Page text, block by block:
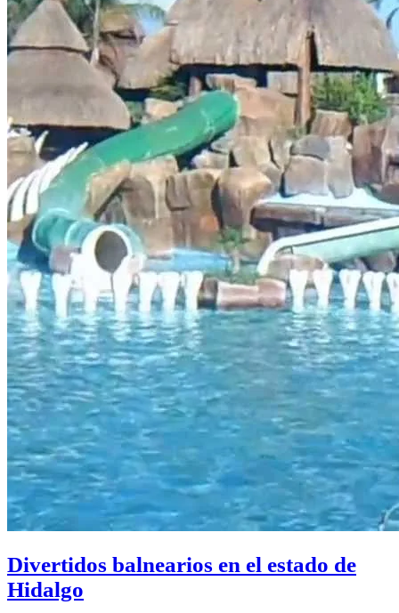
Divertidos balnearios en el estado de
Hidalgo